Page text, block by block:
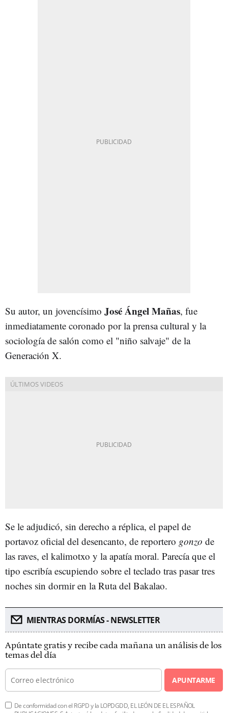
Su autor, un jovencísimo José Ángel Mañas, fue
inmediatamente coronado por la prensa cultural y la
sociología de salón como el "niño salvaje" de la
Generación X.
Se le adjudicó, sin derecho a réplica, el papel de
portavoz oficial del desencanto, de reportero gonzo de
las raves, el kalimotxo y la apatía moral. Parecía que el
tipo escribía escupiendo sobre el teclado tras pasar tres
noches sin dormir en la Ruta del Bakalao.
MIENTRAS DORMÍAS - NEWSLETTER
Apúntate gratis y recibe cada mañana un análisis de los
temas del día
APUNTARME
De conformidad con el RGPD y la LOPDGDD, EL LEÓN DE EL ESPAÑOL